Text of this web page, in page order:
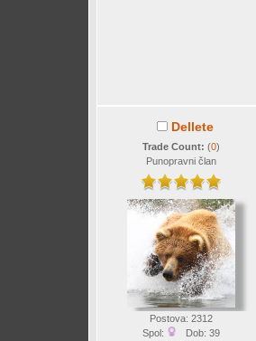
Dellete
Trade Count: (0)
Punopravni član
Postova: 2312
Spol:
Dob: 39